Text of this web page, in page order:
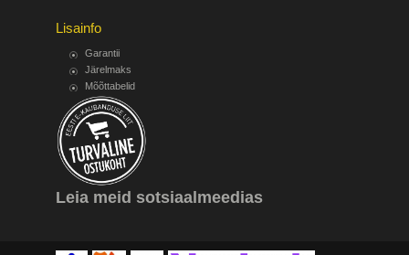
Lisainfo
Garantii
Järelmaks
Mõõttabelid
Leia meid sotsiaalmeedias